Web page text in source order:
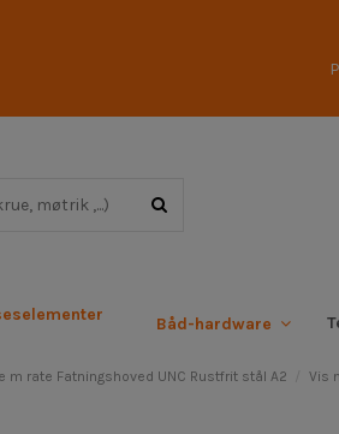
Båd-hardware
m rate Fatningshoved UNC Rustfrit stål A2
Vis